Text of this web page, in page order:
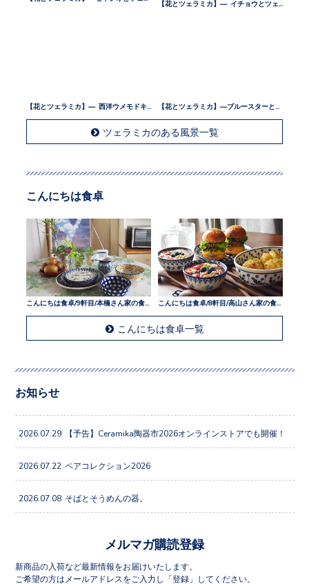
ツェラミカのある風景一覧
こんにちは食卓
こんにちは食卓/9軒目/本橋さん家の食卓
こんにちは食卓一覧
お知らせ
2026.07.29 【予告】Ceramika陶器市2026オンラインストアでも開催！
2026.07.22 ペアコレクション2026
2026.07.08 そばとそうめんの器。
メルマガ購読登録
新商品の入荷など最新情報をお届けいたします。
ご希望の方はメールアドレスをご入力し「登録」してください。